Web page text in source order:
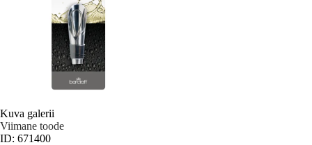
Kuva galerii
Viimane toode
ID: 671400